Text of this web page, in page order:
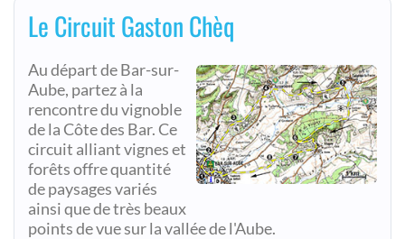
Le Circuit Gaston Chèq
Au départ de Bar-sur-
Aube, partez à la
rencontre du vignoble
de la Côte des Bar. Ce
circuit alliant vignes et
forêts offre quantité
de paysages variés
ainsi que de très beaux
points de vue sur la vallée de l'Aube.